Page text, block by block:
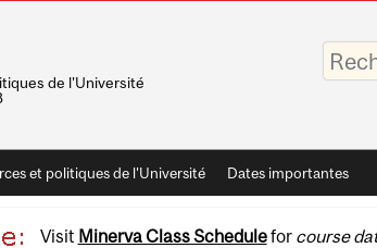
de l'Université
Saisissez
vos
mots-
et politiques de l'Université Dates importantes
Visit Minerva Class Schedulefor course